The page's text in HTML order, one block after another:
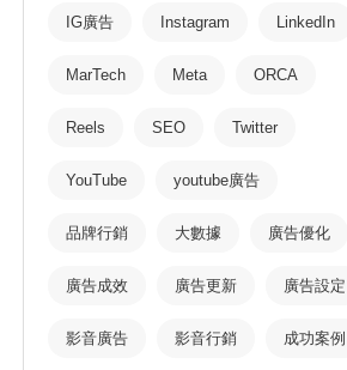
IG廣告 Instagram LinkedIn
MarTech Meta ORCA
Reels SEO Twitter
YouTube youtube廣告
品牌行銷 大數據 廣告優化
廣告成效 廣告更新 廣告設定
影音廣告 影音行銷 成功案例